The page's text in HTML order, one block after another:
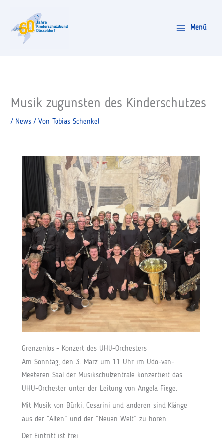
springen
Menü
Musik zugunsten des Kinderschutzes
/ News / Von Tobias Schenkel
Grenzenlos – Konzert des UHU-Orchesters
Am Sonntag, den 3. März um 11 Uhr im Udo-van-
Meeteren Saal der Musikschulzentrale konzertiert das
UHU-Orchester unter der Leitung von Angela Fiege.
Mit Musik von Bürki, Cesarini und anderen sind Klänge
aus der “Alten” und der “Neuen Welt” zu hören.
Der Eintritt ist frei.